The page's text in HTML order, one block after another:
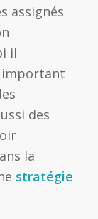
assignés
il
important
des
la
stratégie